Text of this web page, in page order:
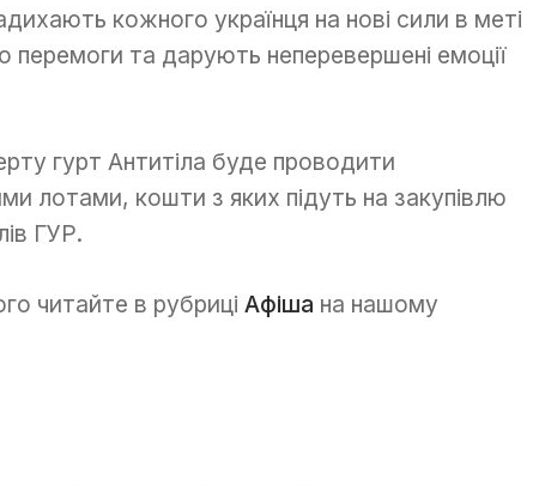
кожного українця на нові сили в меті
перемоги та дарують неперевершені емоції
гурт Антитіла буде проводити
лотами, кошти з яких підуть на закупівлю
ГУР.
читайте в рубриці Афіша на нашому